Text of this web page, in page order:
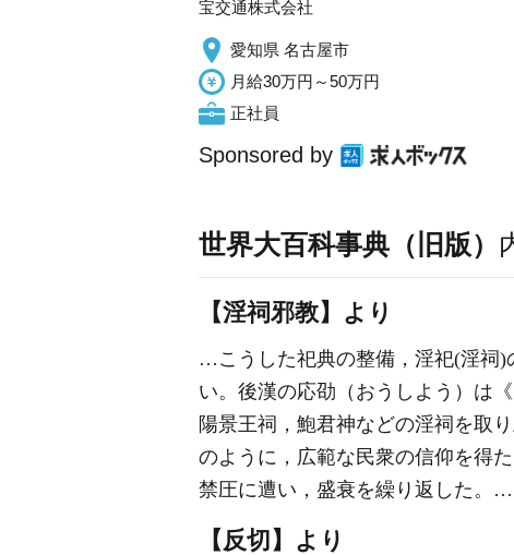
宝交通株式会社
愛知県 名古屋市
月給30万円～50万円
正社員
Sponsored by
世界大百科事典（旧版）
【淫祠邪教】より
…こうした祀典の整備，淫祀(淫祠)
い。後漢の応劭（おうしよう）は
陽景王祠，鮑君神などの淫祠を取
のように，広範な民衆の信仰を得
禁圧に遭い，盛衰を繰り返した。…
【反切】より